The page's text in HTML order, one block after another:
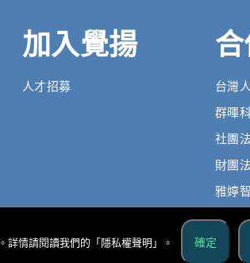
加入覺揚
人才招募
台灣
群暉
社團
財團
雅婷
2018 WiziGo 覺揚股份有限公司保留一切權利
情請閱讀我們的「隱私權聲明」。 確定